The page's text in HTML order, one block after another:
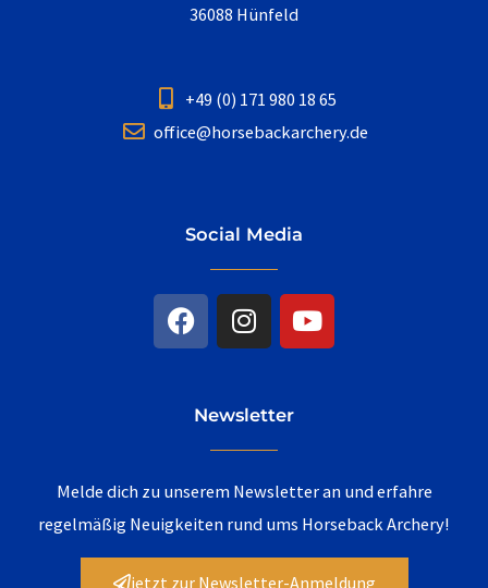
36088 Hünfeld
+49 (0) 171 980 18 65
office@horsebackarchery.de
Social Media
F
a
c
k
I
n
s
a
g
a
m
Y
o
u
Newsletter
Melde dich zu unserem Newsletter an und erfahre
regelmäßig Neuigkeiten rund ums Horseback Archery!
jetzt zur Newsletter-Anmeldung